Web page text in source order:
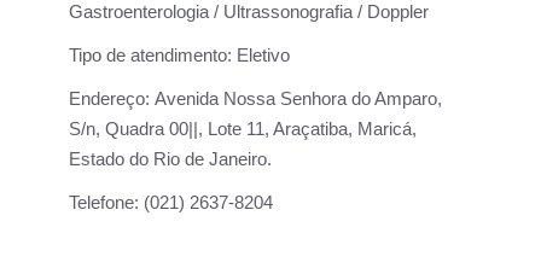
Gastroenterologia / Ultrassonografia / Doppler
Tipo de atendimento: Eletivo
Endereço: Avenida Nossa Senhora do Amparo,
S/n, Quadra 00||, Lote 11, Araçatiba, Maricá,
Estado do Rio de Janeiro.
Telefone: (021) 2637-8204